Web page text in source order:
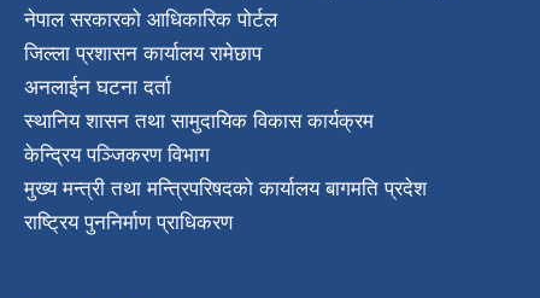
नेपाल सरकारको आधिकारिक पोर्टल
जिल्ला प्रशासन कार्यालय रामेछाप
अनलाईन घटना दर्ता
स्थानिय शासन तथा सामुदायिक विकास कार्यक्रम
केन्द्रिय पञ्जिकरण विभाग
मुख्य मन्त्री तथा मन्त्रिपरिषदको कार्यालय बागमति प्रदेश
राष्ट्रिय पुननिर्माण प्राधिकरण